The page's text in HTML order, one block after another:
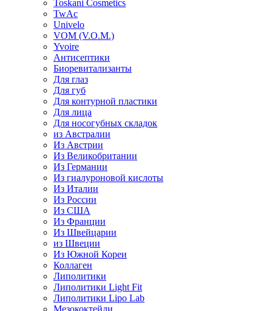
Toskani Cosmetics
TwAc
Univelo
VOM (V.O.M.)
Yvoire
Антисептики
Биоревитализанты
Для глаз
Для губ
Для контурной пластики
Для лица
Для носогубных складок
из Австралии
Из Австрии
Из Великобритании
Из Германии
Из гиалуроновой кислоты
Из Италии
Из России
Из США
Из Франции
Из Швейцарии
из Швеции
Из Южной Кореи
Коллаген
Липолитики
Липолитики Light Fit
Липолитики Lipo Lab
Мезококтейли